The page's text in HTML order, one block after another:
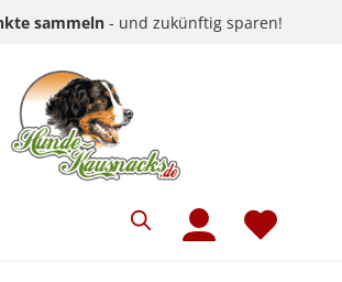
sammeln - und zukünftig sparen!